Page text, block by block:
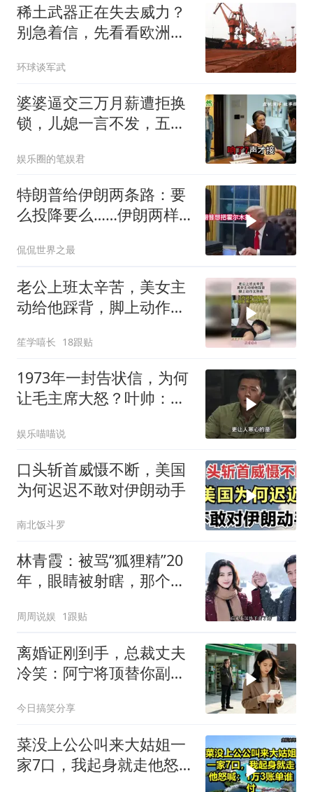
稀土武器正在失去威力？
别急着信，先看看欧洲军
环球谈军武
婆婆逼交三万月薪遭拒换
锁，儿媳一言不发，五天
娱乐圈的笔娱君
特朗普给伊朗两条路：要
么投降要么……伊朗两样
打下来了
侃侃世界之最
老公上班太辛苦，美女主
动给他踩背，脚上动作太
笙学嘻长 18跟贴
1973年一封告状信，为何
让毛主席大怒？叶帅：杀
娱乐喵喵说
口头斩首威慑不断，美国
为何迟迟不敢对伊朗动手
南北饭斗罗
林青霞：被骂“狐狸精”20
年，眼睛被射瞎，那个男
钱？”
周周说娱 1跟贴
离婚证刚到手，总裁丈夫
冷笑：阿宁将顶替你副总
今日搞笑分享
菜没上公公叫来大姑姐一
家7口，我起身就走他怒